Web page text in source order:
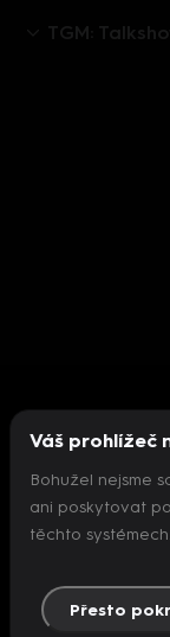
TGM:
Váš prohlížeč
Bohužel nejsme
ani poskytovat
těchto systémech.
Přesto